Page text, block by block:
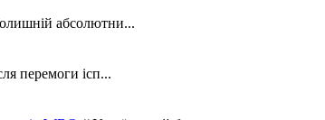
абсолютни...
перемоги ісп...